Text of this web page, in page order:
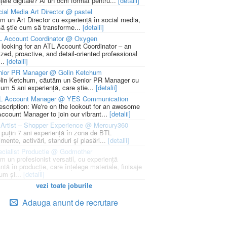
Media Art Director @ pastel
un Art Director cu experiență în social media,
știe cum să transforme... [detalii]
Account Coordinator @ Oxygen
looking for an ATL Account Coordinator – an
proactive, and detail-oriented professional
[detalii]
PR Manager @ Golin Ketchum
Ketchum, căutăm un Senior PR Manager cu
5 ani experiență, care știe... [detalii]
Account Manager @ YES Communication
We're on the lookout for an awesome
Manager to join our vibrant... [detalii]
– Shopper Experience @ Mercury360
7 ani experiență în zona de BTL
activări, standuri și plasări... [detalii]
Productie @ Godmother
un profesionist versatil, cu experiență
în producție, care înțelege materiale, finisaje
și... [detalii]
vezi toate joburile
Adauga anunt de recrutare